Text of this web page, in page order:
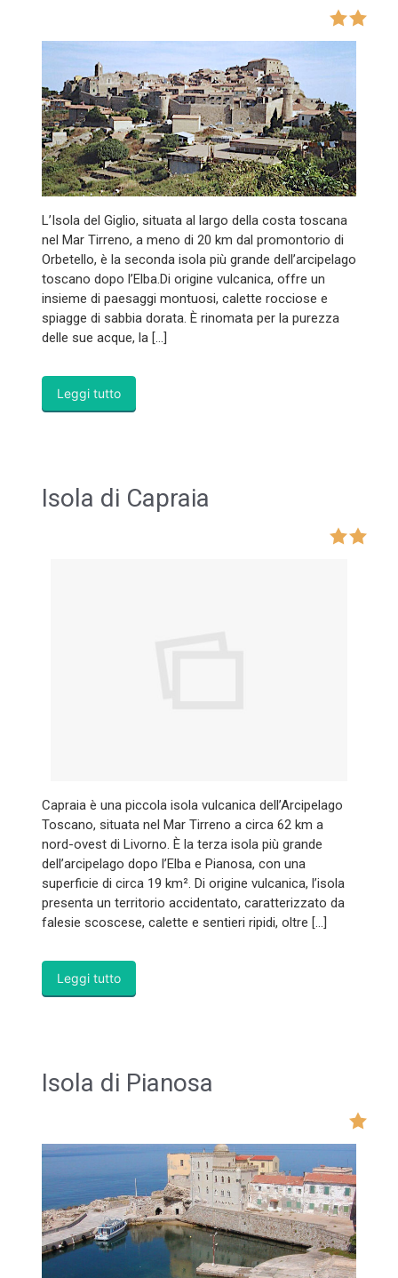
L’Isola del Giglio, situata al largo della costa toscana
nel Mar Tirreno, a meno di 20 km dal promontorio di
Orbetello, è la seconda isola più grande dell’arcipelago
toscano dopo l’Elba.Di origine vulcanica, offre un
insieme di paesaggi montuosi, calette rocciose e
spiagge di sabbia dorata. È rinomata per la purezza
delle sue acque, la […]
Leggi tutto
Isola di Capraia
Capraia è una piccola isola vulcanica dell’Arcipelago
Toscano, situata nel Mar Tirreno a circa 62 km a
nord-ovest di Livorno. È la terza isola più grande
dell’arcipelago dopo l’Elba e Pianosa, con una
superficie di circa 19 km². Di origine vulcanica, l’isola
presenta un territorio accidentato, caratterizzato da
falesie scoscese, calette e sentieri ripidi, oltre […]
Leggi tutto
Isola di Pianosa